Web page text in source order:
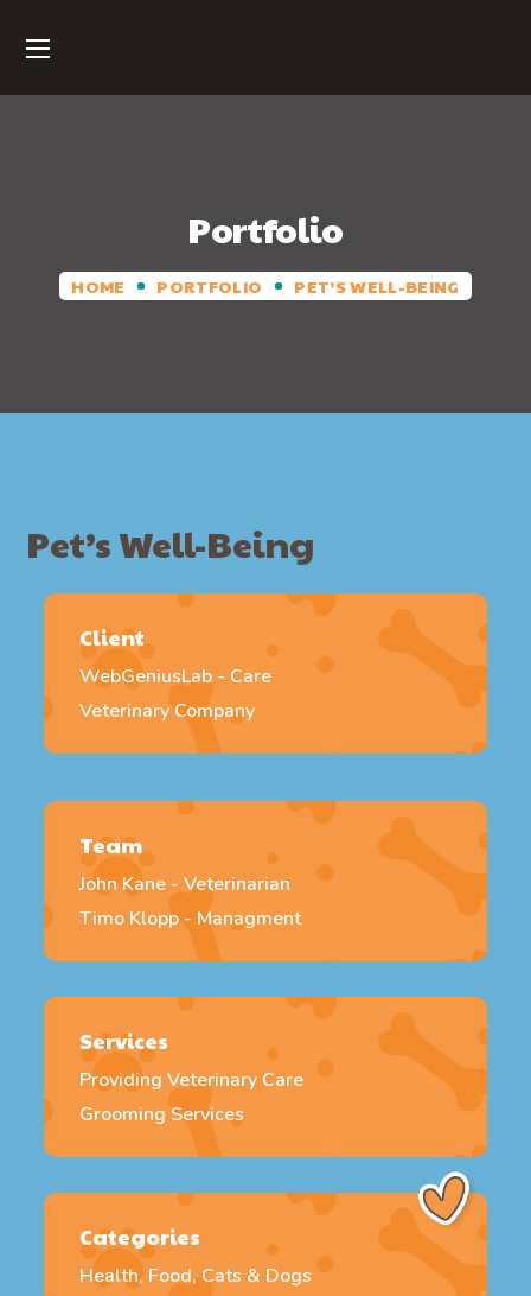
Portfolio
HOME PORTFOLIO PET’S WELL-BEING
Pet’s Well-Being
Client
WebGeniusLab - Care
Veterinary Company
Team
John Kane - Veterinarian
Timo Klopp - Managment
Services
Providing Veterinary Care
Grooming Services
Categories
Health, Food, Cats & Dogs